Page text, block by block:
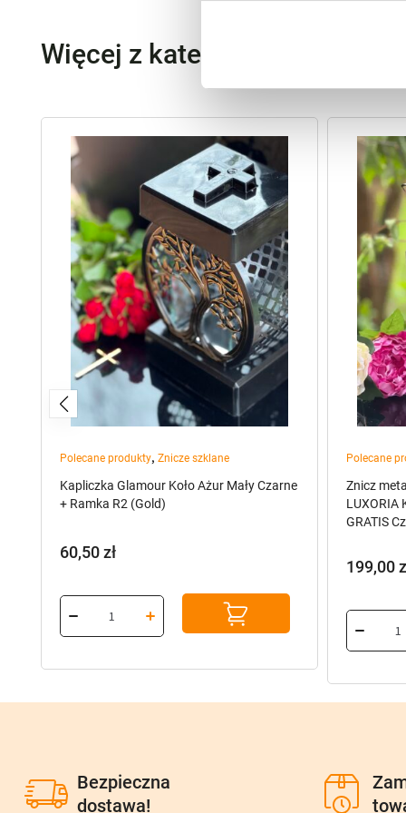
Więcej z kategorii Znicze
Polecane produkty, Znicze szklane
Kapliczka Glamour Koło Ażur Mały Czarne
+ Ramka R2 (Gold)
60,50zł
Polecane
Znicz
LUXORIA
GRATIS
199,00
Bezpieczna
dostawa!